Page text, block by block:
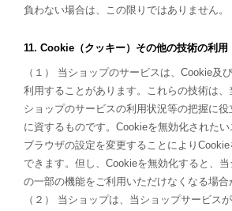
負わない場合は、この限りではありません。
11. Cookie（クッキー）その他の技術の利用
（１） 当ショップのサービスは、Cookie及
利用することがあります。これらの技術は、
ショップのサービスの利用状況等の把握に
に資するものです。Cookieを無効化された
ブラウザの設定を変更することにより
できます。但し、Cookieを無効化すると、
の一部の機能をご利用いただけなくなる場合
（２） 当ショップは、当ショップサービス